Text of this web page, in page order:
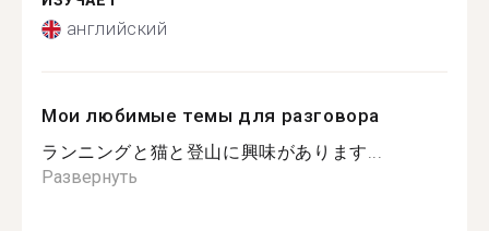
английский
Мои любимые темы для разговора
ランニングと猫と登山に興味があります...
Развернуть